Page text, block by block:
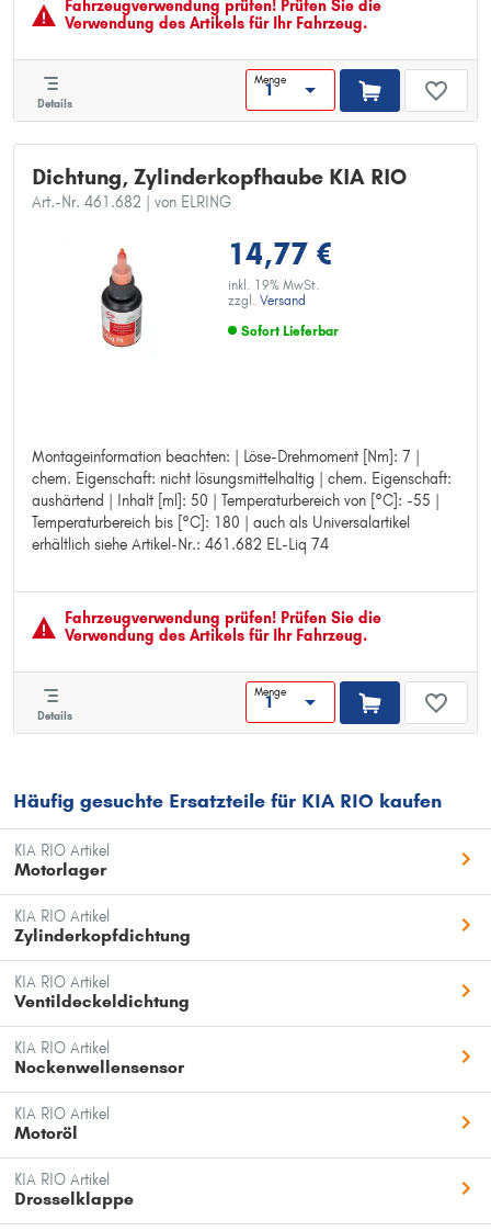
Fahrzeugver­wendung prüfen! Prüfen Sie die
Verwendung des Artikels für Ihr Fahrzeug.
Details
Menge
Dichtung, Zylinderkopfhaube KIA RIO
Art.-Nr. 461.682 | von ELRING
14,77 €
inkl. 19% MwSt.
zzgl. Versand
Sofort Lieferbar
Montageinformation beachten: | Löse-Drehmoment [Nm]: 7 |
chem. Eigenschaft: nicht lösungsmittelhaltig | chem. Eigenschaft:
aushärtend | Inhalt [ml]: 50 | Temperaturbereich von [°C]: -55 |
Temperaturbereich bis [°C]: 180 | auch als Universalartikel
erhältlich siehe Artikel-Nr.: 461.682 EL-Liq 74
Montageinformation beachten:
Löse-Drehmoment [Nm]: 7
chem. Eigenschaft: nicht lösungsmittelhaltig
chem. Eigenschaft: aushärtend
Inhalt [ml]: 50
Temperaturbereich bis [°C]: 180
auch als Universalartikel erhältlich siehe Artikel-Nr.: 461.682 EL-
Liq 74
Fahrzeugver­wendung prüfen! Prüfen Sie die
Verwendung des Artikels für Ihr Fahrzeug.
Details
Menge
Häufig gesuchte Ersatzteile für KIA RIO kaufen
KIA RIO Artikel
Motorlager
KIA RIO Artikel
Zylinderkopfdichtung
KIA RIO Artikel
Ventildeckeldichtung
KIA RIO Artikel
Nockenwellensensor
KIA RIO Artikel
Motoröl
KIA RIO Artikel
Drosselklappe